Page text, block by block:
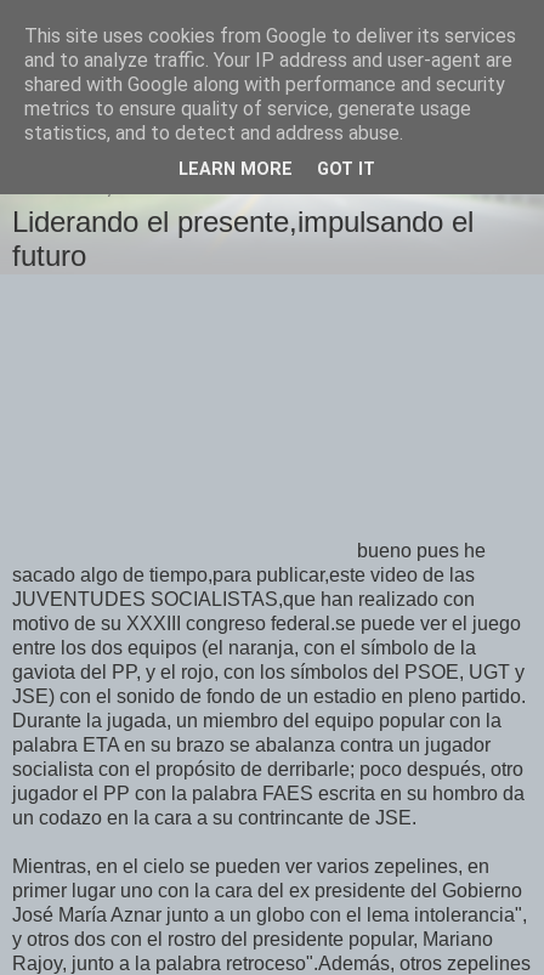
Izquierda Plural
Desde Cuenca para el mundo
Liderando el presente,impulsando el
futuro
bueno pues he
sacado algo de tiempo,para publicar,este video de las
JUVENTUDES SOCIALISTAS,que han realizado con
motivo de su XXXIII congreso federal.se puede ver el juego
entre los dos equipos (el naranja, con el símbolo de la
gaviota del PP, y el rojo, con los símbolos del PSOE, UGT y
JSE) con el sonido de fondo de un estadio en pleno partido.
Durante la jugada, un miembro del equipo popular con la
palabra ETA en su brazo se abalanza contra un jugador
socialista con el propósito de derribarle; poco después, otro
jugador el PP con la palabra FAES escrita en su hombro da
un codazo en la cara a su contrincante de JSE.
Mientras, en el cielo se pueden ver varios zepelines, en
primer lugar uno con la cara del ex presidente del Gobierno
José María Aznar junto a un globo con el lema intolerancia",
y otros dos con el rostro del presidente popular, Mariano
Rajoy, junto a la palabra retroceso".Además, otros zepelines
This site uses cookies from Google to deliver its services
and to analyze traffic. Your IP address and user-agent are
shared with Google along with performance and security
metrics to ensure quality of service, generate usage
statistics, and to detect and address abuse.
LEARN MORE GOT IT